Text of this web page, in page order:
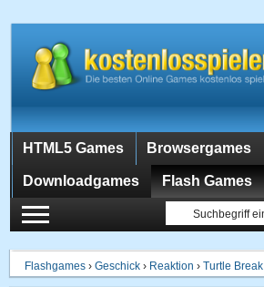
HTML5 Games Browsergames
Downloadgames Flash Games
Flashgames ›Geschick › Reaktion ›Turtle Break